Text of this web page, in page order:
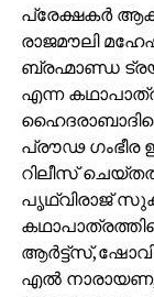
പ്രേക്ഷകർ
രാജമൗലി
ബ്രഹ്മാണ്ഡ
എന്ന
പ്രൗഢ ഗംഭീര
റിലീസ്
പൃഥ്വിരാജ്
എൽ